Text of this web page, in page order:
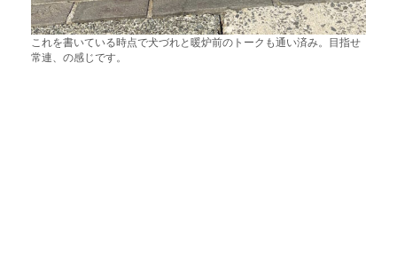
これを書いている時点で犬づれと暖炉前のトークも通い済み。目指せ
常連、の感じです。